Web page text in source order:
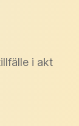
i akt